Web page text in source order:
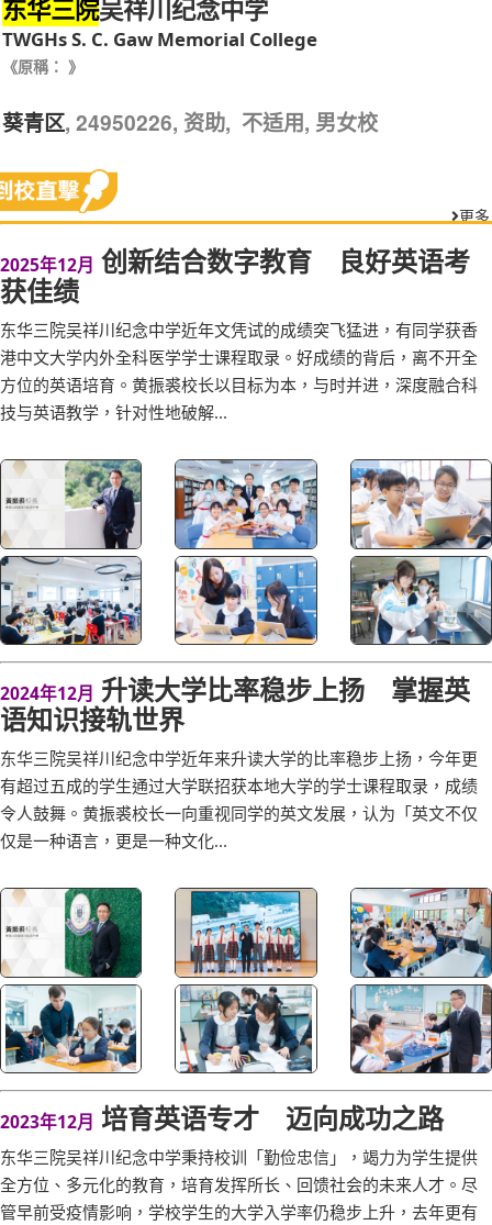
东华三院吴祥川纪念中学
TWGHs S. C. Gaw Memorial College
《原稱： 》
葵青区, 24950226, 资助, 不适用, 男女校
更多
2025年12月 创新结合数字教育 良好英语考
获佳绩
东华三院吴祥川纪念中学近年文凭试的成绩突飞猛进，有同学获香
港中文大学内外全科医学学士课程取录。好成绩的背后，离不开全
方位的英语培育。黄振裘校长以目标为本，与时并进，深度融合科
技与英语教学，针对性地破解...
2024年12月 升读大学比率稳步上扬 掌握英
语知识接轨世界
东华三院吴祥川纪念中学近年来升读大学的比率稳步上扬，今年更
有超过五成的学生通过大学联招获本地大学的学士课程取录，成绩
令人鼓舞。黄振裘校长一向重视同学的英文发展，认为「英文不仅
仅是一种语言，更是一种文化...
2023年12月 培育英语专才 迈向成功之路
东华三院吴祥川纪念中学秉持校训「勤俭忠信」，竭力为学生提供
全方位、多元化的教育，培育发挥所长、回馈社会的未来人才。尽
管早前受疫情影响，学校学生的大学入学率仍稳步上升，去年更有